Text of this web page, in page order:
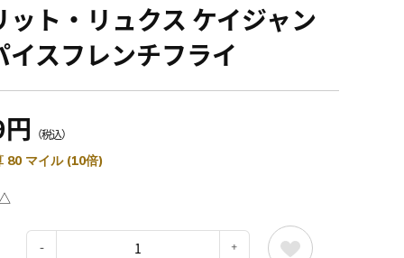
ット・リュクス ケイジャン
イスフレンチフライ
（税込）
80 マイル (10倍)